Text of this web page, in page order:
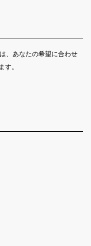
、あなたの希望に合わせ
。